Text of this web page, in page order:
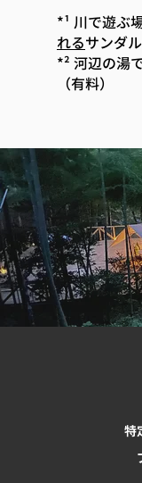
*¹ 川で遊ぶ
れるサンダ
*² 河辺の湯
（有料）
特